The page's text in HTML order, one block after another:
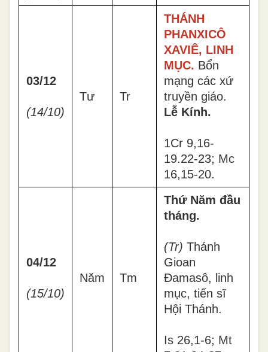
03/12
(14/10)
Tư Tr
THÁNH
PHANXICÔ
XAVIÊ, LINH
MỤC. Bổn
mạng các xứ
truyền giáo.
Lễ Kính.
1Cr 9,16-
19.22-23; Mc
16,15-20.
04/12
(15/10)
Năm Tm
Thứ Năm đầu
tháng.
(Tr) Thánh
Gioan
Đamasô, linh
mục, tiến sĩ
Hội Thánh.
Is 26,1-6; Mt